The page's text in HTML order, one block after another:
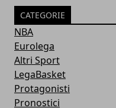
CATEGORIE
NBA
Eurolega
Altri Sport
LegaBasket
Protagonisti
Pronostici